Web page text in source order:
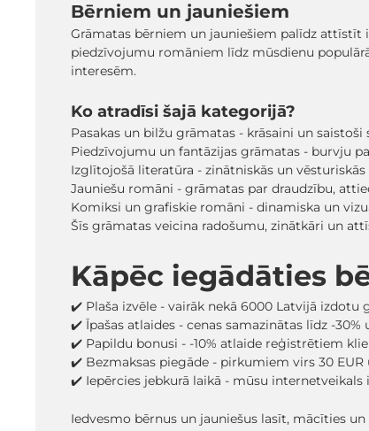
Bērniem un jauniešiem
Grāmatas bērniem un jauniešiem palīdz attīstīt
piedzīvojumu romāniem līdz mūsdienu
interesēm.
Ko atradīsi šajā kategorijā?
Pasakas un bilžu grāmatas - krāsaini un
Piedzīvojumu un fantāzijas grāmatas - burvju
Izglītojošā literatūra - zinātniskās un
Jauniešu romāni - grāmatas par draudzību,
Komiksi un grafiskie romāni - dinamiska un
Šīs grāmatas veicina radošumu, zinātkāri un
Kāpēc iegādāties
✔️ Plaša izvēle - vairāk nekā 6000 Latvijā izdotu
✔️ Īpašas atlaides - cenas samazinātas līdz -
✔️ Papildu bonusi - -10% atlaide reģistrētiem
✔️ Bezmaksas piegāde - pirkumiem virs 30
✔️ Iepērcies jebkurā laikā - mūsu internetveikals
Iedvesmo bērnus un jauniešus lasīt, mācīties